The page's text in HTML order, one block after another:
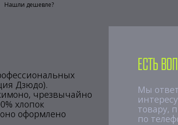
Нашли дешевле?
Дзюдо).
чрезвычайно
хлопок
оформлено
Есть
Мы
товару,
по